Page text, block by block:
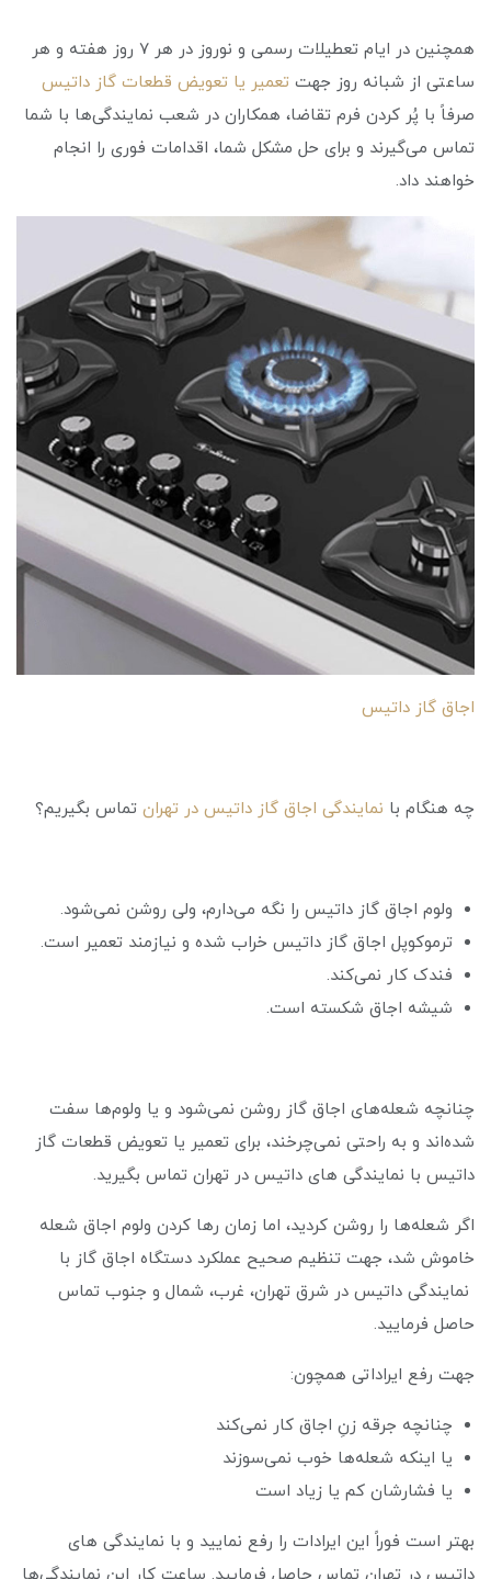
همچنین در ایام تعطیلات رسمی و نوروز در هر ۷ روز هفته و هر
ساعتی از شبانه روز جهت تعمیر یا تعویض قطعات گاز داتیس
صرفاً با پُر کردن فرم تقاضا، همکاران در شعب نمایندگی‌ها با شما
تماس می‌گیرند و برای حل مشکل شما، اقدامات فوری را انجام
خواهند داد.
اجاق گاز داتیس
چه هنگام با نمایندگی اجاق گاز داتیس در تهران تماس بگیریم؟
ولوم اجاق گاز داتیس را نگه می‌دارم، ولی روشن نمی‌شود.
ترموکوپل اجاق گاز داتیس خراب شده و نیازمند تعمیر است.
فندک کار نمی‌کند.
شیشه اجاق شکسته است.
چنانچه شعله‌های اجاق گاز روشن نمی‌شود و یا ولوم‌ها سفت
شده‌اند و به راحتی نمی‌چر‌خند، برای تعمیر یا تعویض قطعات گاز
داتیس با نمایندگی های داتیس در تهران تماس بگیرید.
اگر شعله‌ها را روشن کردید، اما زمان رها کردن ولوم اجاق شعله
خاموش شد، جهت تنظیم صحیح عملکرد دستگاه اجاق گاز با
نمایندگی داتیس در شرق تهران، غرب، شمال و جنوب تماس
حاصل فرمایید.
جهت رفع ایراداتی همچون:
چنانچه جرقه زنِ‌ اجاق کار نمی‌کند
یا اینکه شعله‌ها خوب نمی‌سوزند
یا فشارشان کم یا زیاد است
بهتر است فوراً این ایرادات را رفع نمایید و با نمایندگی های